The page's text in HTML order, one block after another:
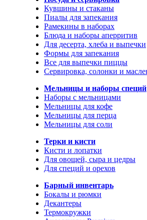
Кувшины и стаканы
Пиалы для запекания
Рамекины в наборах
Блюда и наборы аперритив
Для десерта, хлеба и выпечки
Формы для запекания
Все для выпечки пиццы
Сервировка, солонки и
Мельницы и наборы специй
Наборы с мельницами
Мельницы для кофе
Мельницы для перца
Мельницы для соли
Терки и кисти
Кисти и лопатки
Для овощей, сыра и цедры
Для специй и орехов
Барный инвентарь
Бокалы и рюмки
Декантеры
Термокружки